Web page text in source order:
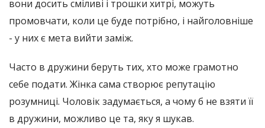
вони досить сміливі і трошки хитрі, можуть
промовчати, коли це буде потрібно, і найголовніше
- у них є мета вийти заміж.
Часто в дружини беруть тих, хто може грамотно
себе подати. Жінка сама створює репутацію
розумниці. Чоловік задумається, а чому б не взяти її
в дружини, можливо це та, яку я шукав.